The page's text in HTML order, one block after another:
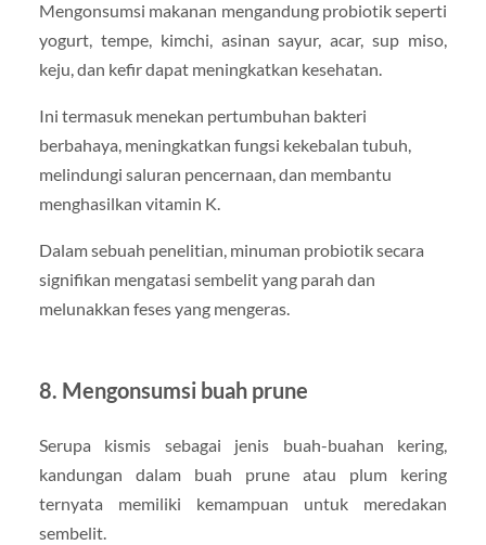
Mengonsumsi makanan mengandung probiotik seperti
yogurt, tempe, kimchi, asinan sayur, acar, sup miso,
keju, dan kefir dapat meningkatkan kesehatan.
Ini termasuk menekan pertumbuhan bakteri
berbahaya, meningkatkan fungsi kekebalan tubuh,
melindungi saluran pencernaan, dan membantu
menghasilkan vitamin K.
Dalam sebuah penelitian, minuman probiotik secara
signifikan mengatasi sembelit yang parah dan
melunakkan feses yang mengeras.
8. Mengonsumsi buah prune
Serupa kismis sebagai jenis buah-buahan kering,
kandungan dalam buah prune atau plum kering
ternyata memiliki kemampuan untuk meredakan
sembelit.